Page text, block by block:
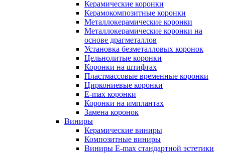
Керамические коронки
Керамокомпозитные коронки
Металлокерамические коронки
Металлокерамические коронки на
основе драгметаллов
Установка безметалловых коронок
Цельнолитые коронки
Коронки на штифтах
Пластмассовые временные коронки
Циркониевые коронки
E-max коронки
Коронки на имплантах
Замена коронок
Виниры
Керамические виниры
Композитные виниры
Виниры E-max стандартной эстетики